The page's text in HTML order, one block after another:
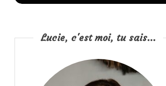
Lucie, c'est moi, tu sais...